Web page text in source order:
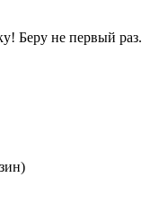
Беру не первый раз.